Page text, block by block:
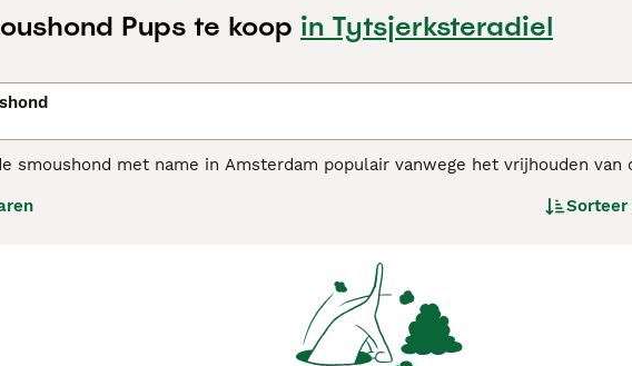
Pups te koop in Tytsjerksteradiel
smoushond met name in Amsterdam populair vanwege het vrijhouden van
laatste nest in het stamboek bijgeschreven, waarna het tot 1973 duurde
adviespagina voor informatie over dit ras.
Sorteer